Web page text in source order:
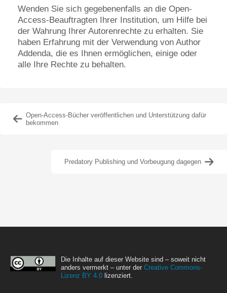
Wenden Sie sich gegebenenfalls an die Open-
Access-Beauftragten Ihrer Institution, um Hilfe bei
der Wahrung Ihrer Autorenrechte zu erhalten. Sie
haben Erfahrung mit der Verwendung von Author
Addenda, die es Ihnen ermöglichen, einige oder
alle Ihre Rechte zu behalten.
Open-Access-Bücher veröffentlichen und Unterstützung dafür
bekommen
Predatory Publishing und Vorbeugung dagegen
Die Inhalte auf dieser Website sind – soweit nicht
anders vermerkt – unter der Creative Commons-
Lizenz BY 4.0 lizenziert.